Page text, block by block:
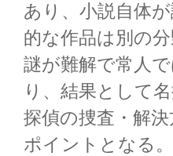
あり、小説自体
的な作品は別の分
謎が難解で常人
り、結果として
探偵の捜査・解
ポイントとなる。